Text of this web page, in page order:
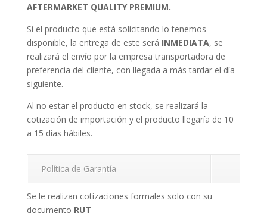
AFTERMARKET QUALITY PREMIUM.
Si el producto que está solicitando lo tenemos
disponible, la entrega de este será INMEDIATA, se
realizará el envío por la empresa transportadora de
preferencia del cliente, con llegada a más tardar el día
siguiente.
Al no estar el producto en stock, se realizará la
cotización de importación y el producto llegaría de 10
a 15 días hábiles.
Política de Garantía
Se le realizan cotizaciones formales solo con su
documento RUT